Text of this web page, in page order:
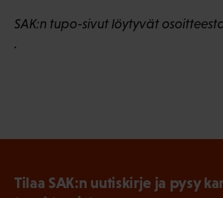
SAK:n tupo-sivut löytyvät
.
Tilaa SAK:n uutiskirje ja pysy